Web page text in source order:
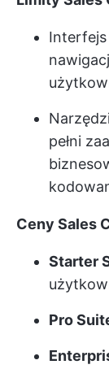
pełni
Ceny Sales
Starter
Pro